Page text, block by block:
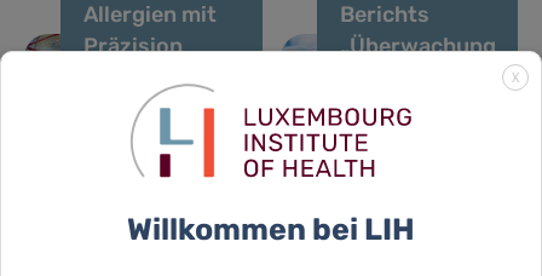
Allergien mit
Präzision
bekämpfen:
wie Omics die
klinische
Praxis
Berichts
„Überwachung
perinatalen
Gesundheit in
Luxemburg
24 Sep. 2025
Europa startet
Verbesserung
Ausnutzung
X
Willkommen bei LIH